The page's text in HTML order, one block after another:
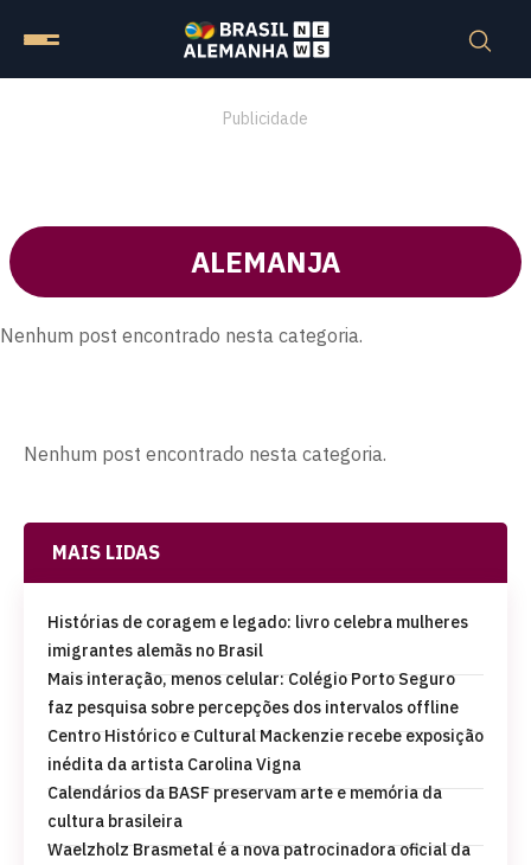
Publicidade
ALEMANJA
Nenhum post encontrado nesta categoria.
Nenhum post encontrado nesta categoria.
MAIS LIDAS
Histórias de coragem e legado: livro celebra mulheres
imigrantes alemãs no Brasil
Mais interação, menos celular: Colégio Porto Seguro
faz pesquisa sobre percepções dos intervalos offline
Centro Histórico e Cultural Mackenzie recebe exposição
inédita da artista Carolina Vigna
Calendários da BASF preservam arte e memória da
cultura brasileira
Waelzholz Brasmetal é a nova patrocinadora oficial da